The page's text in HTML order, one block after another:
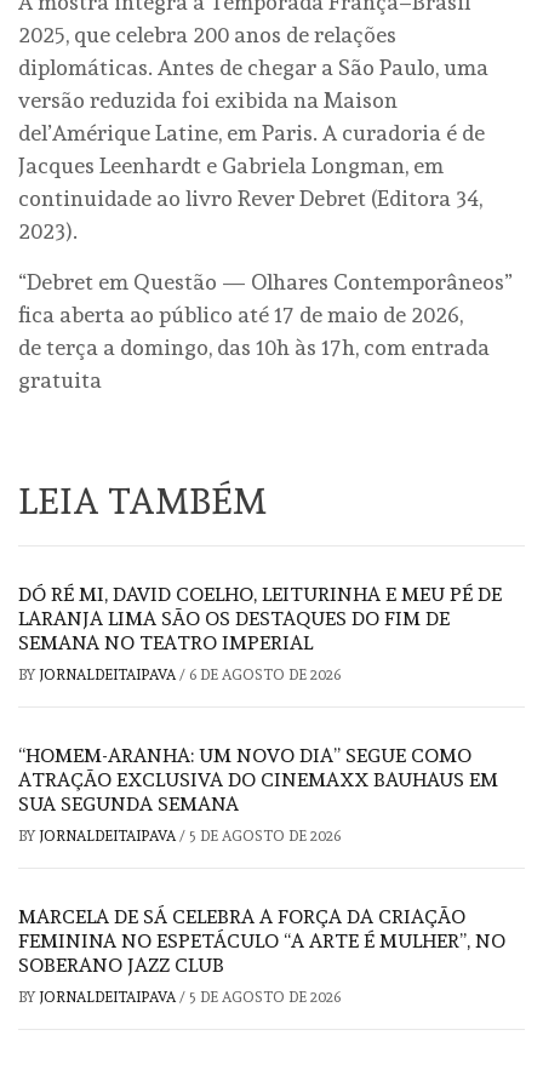
2025, que celebra 200 anos de relações
diplomáticas. Antes de chegar a São Paulo, uma
versão reduzida foi exibida na Maison
del’Amérique Latine, em Paris. A curadoria é de
Jacques Leenhardt e Gabriela Longman, em
continuidade ao livro Rever Debret (Editora 34,
2023).
“Debret em Questão — Olhares Contemporâneos”
fica aberta ao público até 17 de maio de 2026,
de terça a domingo, das 10h às 17h, com entrada
gratuita
LEIA TAMBÉM
DÓ RÉ MI, DAVID COELHO, LEITURINHA E MEU PÉ DE
LARANJA LIMA SÃO OS DESTAQUES DO FIM DE
SEMANA NO TEATRO IMPERIAL
BY JORNALDEITAIPAVA/ 6 DE AGOSTO DE 2026
“HOMEM-ARANHA: UM NOVO DIA” SEGUE COMO
ATRAÇÃO EXCLUSIVA DO CINEMAXX BAUHAUS EM
SUA SEGUNDA SEMANA
BY JORNALDEITAIPAVA/ 5 DE AGOSTO DE 2026
MARCELA DE SÁ CELEBRA A FORÇA DA CRIAÇÃO
FEMININA NO ESPETÁCULO “A ARTE É MULHER”, NO
SOBERANO JAZZ CLUB
BY JORNALDEITAIPAVA/ 5 DE AGOSTO DE 2026